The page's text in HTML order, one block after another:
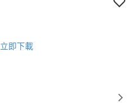
立即下載